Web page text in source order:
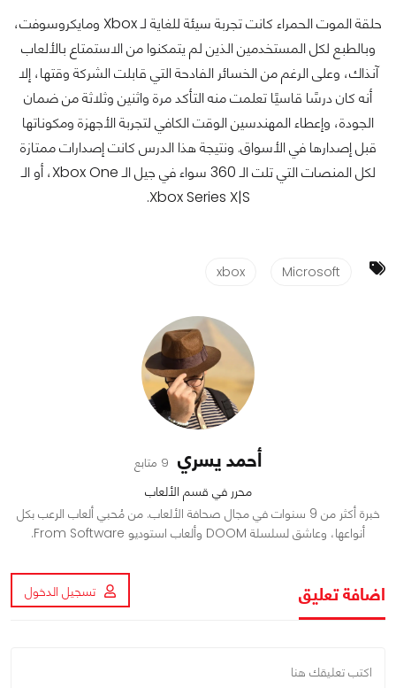
حلقة الموت الحمراء كانت تجربة سيئة للغاية لـ Xbox ومايكروسوفت،
وبالطبع لكل المستخدمين الذين لم يتمكنوا من الاستمتاع بالألعاب
آنذاك، وعلى الرغم من الخسائر الفادحة التي قابلت الشركة وقتها، إلا
أنه كان درسًا قاسيًا تعلمت منه التأكد مرة واثنين وثلاثة من ضمان
الجودة، وإعطاء المهندسين الوقت الكافي لتجربة الأجهزة ومكوناتها
قبل إصدارها في الأسواق. ونتيجة هذا الدرس كانت إصدارات ممتازة
لكل المنصات التي تلت الـ 360 سواء في جيل الـ Xbox One، أو الـ
Xbox Series X|S.
Microsoft
xbox
أحمد يسري 9 متابع
محرر في قسم الألعاب
خبرة أكثر من 9 سنوات في مجال صحافة الألعاب. من مُحبي ألعاب الرعب بكل
أنواعها، وعاشق لسلسلة DOOM وألعاب استوديو From Software.
اضافة تعليق تسجيل الدخول